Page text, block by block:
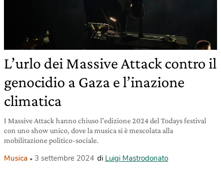
L’urlo dei Massive Attack contro il
genocidio a Gaza e l’inazione
climatica
I Massive Attack hanno chiuso l’edizione 2024 del Todays festival
con uno show unico, dove la musica si è mescolata alla
mobilitazione politico-sociale.
Musica 3 settembre 2024 di Luigi Mastrodonato